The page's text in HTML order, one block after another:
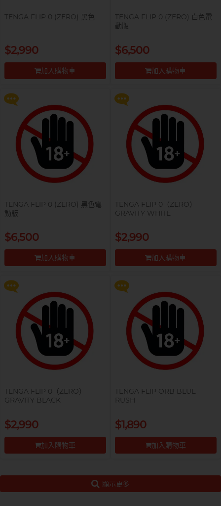
TENGA FLIP 0 (ZERO) 黑色
$2,990
加入購物車
TENGA FLIP 0 (ZERO) 白色電
動版
$6,500
加入購物車
$99 換購 Smile Makers 私密潤滑
液 0% Paraben 60ml 一支
更多優惠
TENGA FLIP 0 (ZERO) 黑色電
動版
$6,500
加入購物車
$99 換購 Smile Makers 私密潤滑
液 0% Paraben 60ml 一支
更多優惠
TENGA FLIP 0（ZERO）
GRAVITY WHITE
$2,990
加入購物車
提醒你，凡購買任何商品即可以
$99 換購 Smile Makers 私密潤滑
液 0% Paraben 60ml 一支
更多優惠
TENGA FLIP 0（ZERO）
GRAVITY BLACK
$2,990
加入購物車
提醒你，凡購買任何商品即可以
$99 換購 Smile Makers 私密潤滑
液 0% Paraben 60ml 一支
更多優惠
TENGA FLIP ORB BLUE
RUSH
$1,890
加入購物車
顯示更多